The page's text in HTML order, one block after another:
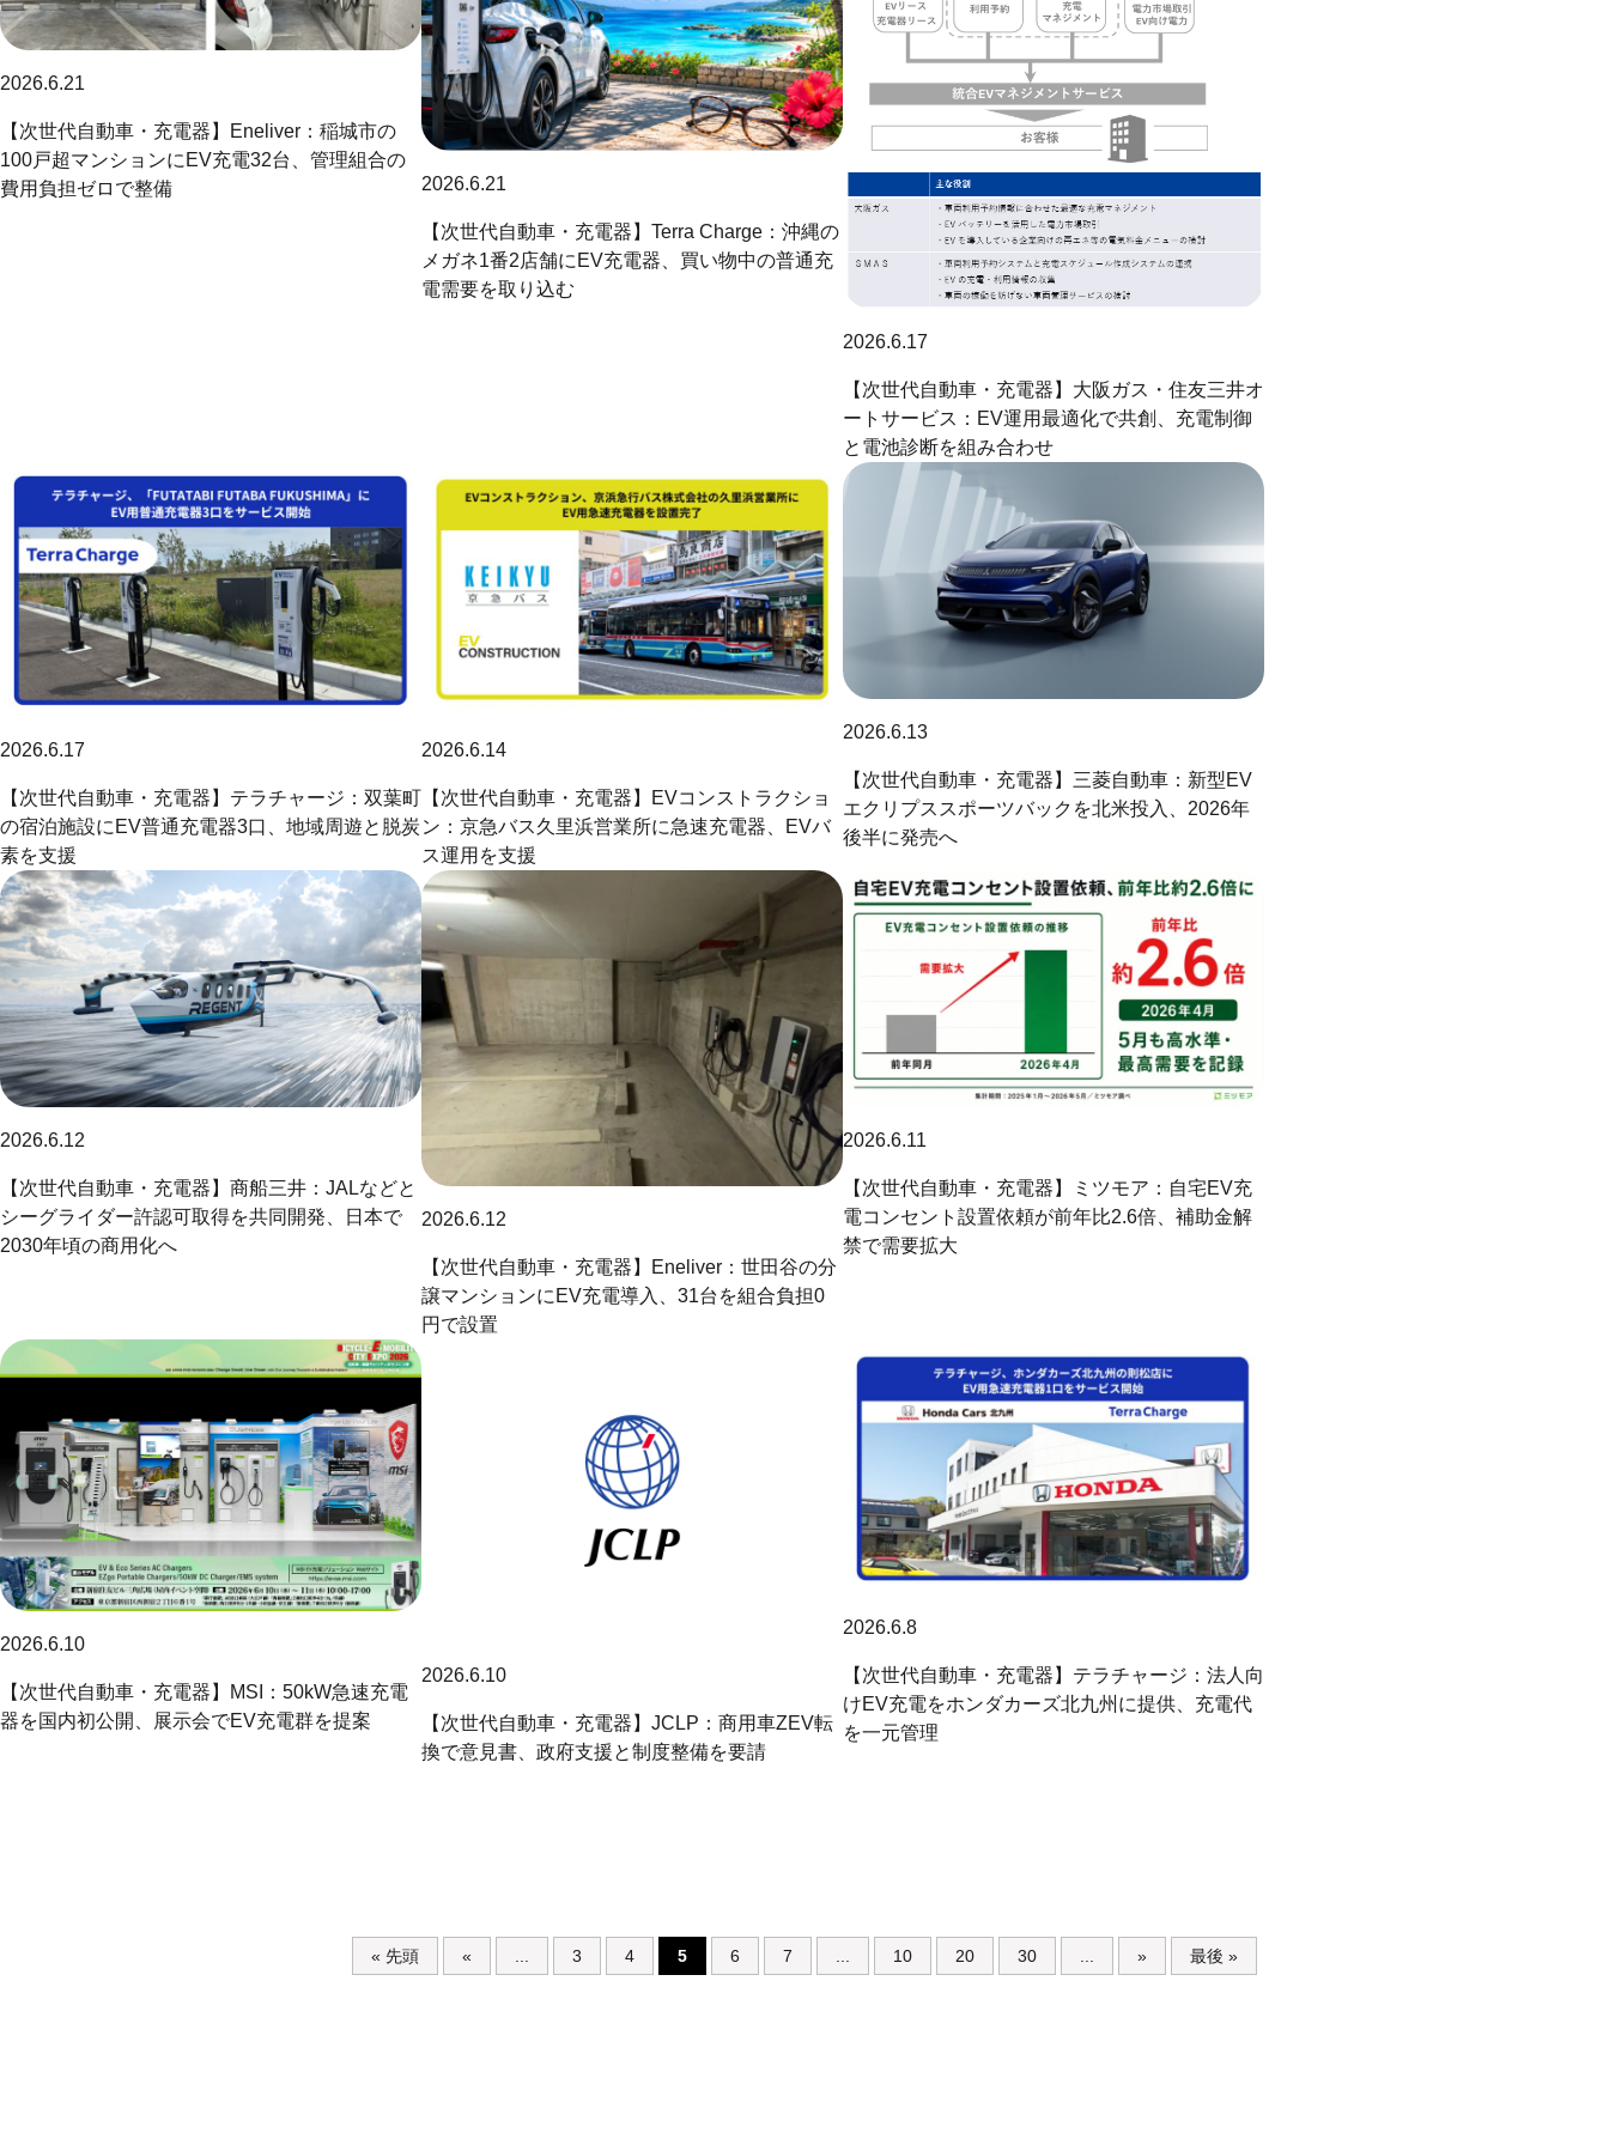
2026.6.21
【次世代自動車・充電器】Eneliver：稲城市の
100戸超マンションにEV充電32台、管理組合の
費用負担ゼロで整備
2026.6.21
【次世代自動車・充電器】Terra Charge：沖縄の
メガネ1番2店舗にEV充電器、買い物中の普通充
電需要を取り込む
2026.6.17
【次世代自動車・充電器】大阪ガス・住友三井オ
ートサービス：EV運用最適化で共創、充電制御
と電池診断を組み合わせ
2026.6.17
【次世代自動車・充電器】テラチャージ：双葉町
の宿泊施設にEV普通充電器3口、地域周遊と脱炭
素を支援
2026.6.14
【次世代自動車・充電器】EVコンストラクショ
ン：京急バス久里浜営業所に急速充電器、EVバ
ス運用を支援
2026.6.13
【次世代自動車・充電器】三菱自動車：新型EV
エクリプススポーツバックを北米投入、2026年
後半に発売へ
2026.6.12
【次世代自動車・充電器】商船三井：JALなどと
シーグライダー許認可取得を共同開発、日本で
2030年頃の商用化へ
2026.6.12
【次世代自動車・充電器】Eneliver：世田谷の分
譲マンションにEV充電導入、31台を組合負担0
円で設置
2026.6.11
【次世代自動車・充電器】ミツモア：自宅EV充
電コンセント設置依頼が前年比2.6倍、補助金解
禁で需要拡大
2026.6.10
【次世代自動車・充電器】MSI：50kW急速充電
器を国内初公開、展示会でEV充電群を提案
2026.6.10
【次世代自動車・充電器】JCLP：商用車ZEV転
換で意見書、政府支援と制度整備を要請
2026.6.8
【次世代自動車・充電器】テラチャージ：法人向
けEV充電をホンダカーズ北九州に提供、充電代
を一元管理
« 先頭 « ... 3 4 5 6 7 ... 10 20 30 ... » 最後 »